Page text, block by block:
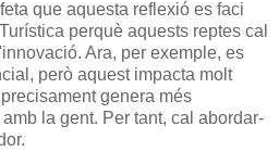
que aquesta reflexió es faci
perquè aquests reptes cal
Ara, per exemple, es
però aquest impacta molt
genera més
la gent. Per tant, cal abordar-